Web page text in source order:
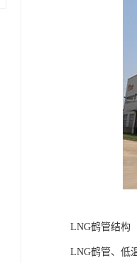
LNG鹤管结构
LNG鹤管、低